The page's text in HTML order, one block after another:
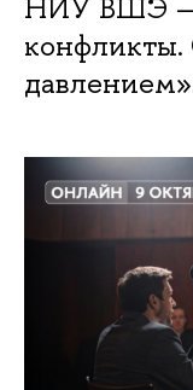
НИУ ВШЭ